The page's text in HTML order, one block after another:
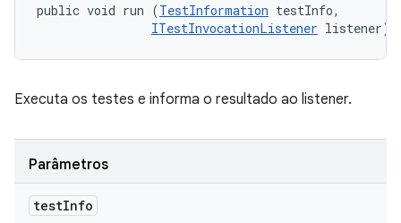
public void run (TestInformation testInfo,
ITestInvocationListener listener)
Executa os testes e informa o resultado ao listener.
Parâmetros
testInfo